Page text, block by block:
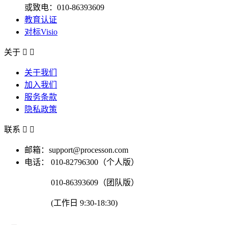
或致电：010-86393609
教育认证
对标Visio
关于  
关于我们
加入我们
服务条款
隐私政策
联系  
邮箱：support@processon.com
电话：
010-82796300（个人版）
010-86393609（团队版）
(工作日 9:30-18:30)